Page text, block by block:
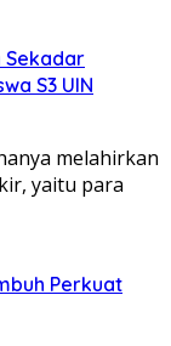
Sekadar
S3 UIN
melahirkan
yaitu para
Perkuat